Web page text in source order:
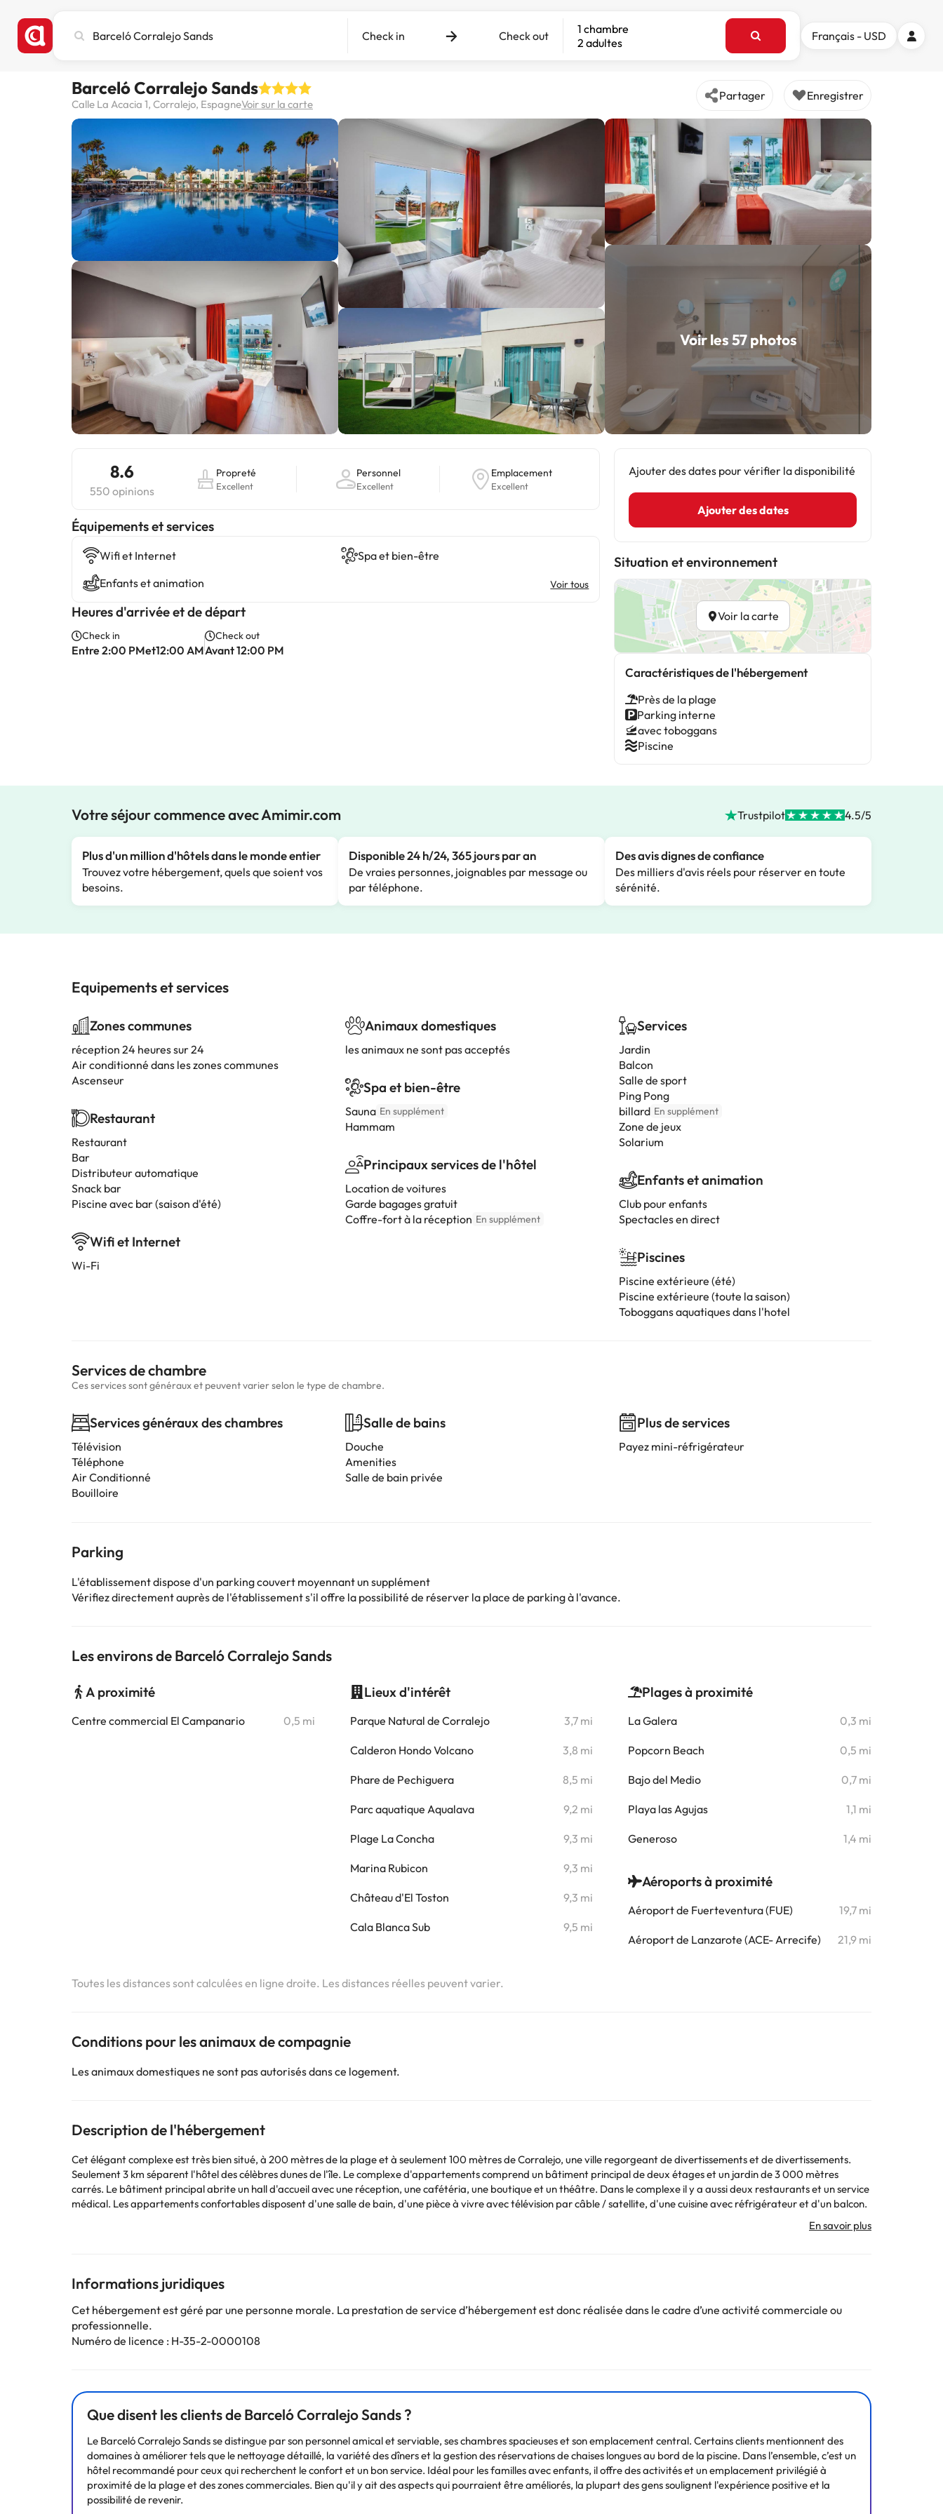
une
hôtel
ou
une
destination
Check in Check out
1 chambre
2 adultes
Français - USD
Barceló Corralejo Sands
Calle La Acacia 1, Corralejo, EspagneVoir sur la carte
Partager Enregistrer
Voir les 57 photos
8.6
550 opinions
Propreté
Excellent
Personnel
Excellent
Emplacement
Excellent
​Équipements et services
Wifi et Internet
Spa et bien-être
Enfants et animation
Voir tous
Heures d'arrivée et de départ
Check in
Entre 2:00 PMet12:00 AM
Check out
Avant 12:00 PM
Ajouter des dates pour vérifier la disponibilité
Ajouter des dates
Situation et environnement
Voir la carte
Caractéristiques de l'hébergement
Près de la plage
Parking interne
avec toboggans
Piscine
Votre séjour commence avec Amimir.com Trustpilot 4.5/5
Plus d'un million d'hôtels dans le monde entier
Trouvez votre hébergement, quels que soient vos
besoins.
Disponible 24 h/24, 365 jours par an
De vraies personnes, joignables par message ou
par téléphone.
Des avis dignes de confiance
Des milliers d'avis réels pour réserver en toute
sérénité.
Equipements et services
Zones communes
réception 24 heures sur 24
Air conditionné dans les zones communes
Ascenseur
Restaurant
Restaurant
Bar
Distributeur automatique
Snack bar
Piscine avec bar (saison d'été)
Wifi et Internet
Wi-Fi
Animaux domestiques
les animaux ne sont pas acceptés
Spa et bien-être
Sauna En supplément
Hammam
Principaux services de l'hôtel
Location de voitures
Garde bagages gratuit
Coffre-fort à la réception En supplément
Services
Jardin
Balcon
Salle de sport
Ping Pong
billard En supplément
Zone de jeux
Solarium
Enfants et animation
Club pour enfants
Spectacles en direct
Piscines
Piscine extérieure (été)
Piscine extérieure (toute la saison)
Toboggans aquatiques dans l'hotel
Services de chambre
Ces services sont généraux et peuvent varier selon le type de chambre.
Services généraux des chambres
Télévision
Téléphone
Air Conditionné
Bouilloire
Salle de bains
Douche
Amenities
Salle de bain privée
Plus de services
Payez mini-réfrigérateur
Parking
L'établissement dispose d'un parking couvert moyennant un supplément
Vérifiez directement auprès de l'établissement s'il offre la possibilité de réserver la place de parking à l'avance.
Les environs de Barceló Corralejo Sands
A proximité
Centre commercial El Campanario 0,5 mi
Lieux d'intérêt
Parque Natural de Corralejo 3,7 mi
Calderon Hondo Volcano 3,8 mi
Phare de Pechiguera 8,5 mi
Parc aquatique Aqualava 9,2 mi
Plage La Concha 9,3 mi
Marina Rubicon 9,3 mi
Château d'El Toston 9,3 mi
Cala Blanca Sub 9,5 mi
Plages à proximité
La Galera 0,3 mi
Popcorn Beach 0,5 mi
Bajo del Medio 0,7 mi
Playa las Agujas 1,1 mi
Generoso 1,4 mi
Aéroports à proximité
Aéroport de Fuerteventura (FUE) 19,7 mi
Aéroport de Lanzarote (ACE- Arrecife) 21,9 mi
Toutes les distances sont calculées en ligne droite. Les distances réelles peuvent varier.
Conditions pour les animaux de compagnie
Les animaux domestiques ne sont pas autorisés dans ce logement.
Description de l'hébergement
Cet élégant complexe est très bien situé, à 200 mètres de la plage et à seulement 100 mètres de Corralejo, une ville regorgeant de divertissements et de divertissements.
Seulement 3 km séparent l'hôtel des célèbres dunes de l'île. Le complexe d'appartements comprend un bâtiment principal de deux étages et un jardin de 3 000 mètres
carrés. Le bâtiment principal abrite un hall d'accueil avec une réception, une cafétéria, une boutique et un théâtre. Dans le complexe il y a aussi deux restaurants et un service
médical. Les appartements confortables disposent d'une salle de bain, d'une pièce à vivre avec télévision par câble / satellite, d'une cuisine avec réfrigérateur et d'un balcon.
sont susceptibles d’être modifiées par l’hébergement. Si vous avez des questions, contactez-nous.
Informations juridiques
Cet hébergement est géré par une personne morale. La prestation de service d’hébergement est donc réalisée dans le cadre d’une activité commerciale ou
professionnelle.
Numéro de licence : H-35-2-0000108
Que disent les clients de Barceló Corralejo Sands ?
Le Barceló Corralejo Sands se distingue par son personnel amical et serviable, ses chambres spacieuses et son emplacement central. Certains clients mentionnent des
domaines à améliorer tels que le nettoyage détaillé, la variété des dîners et la gestion des réservations de chaises longues au bord de la piscine. Dans l’ensemble, c’est un
hôtel recommandé pour ceux qui recherchent le confort et un bon service. Idéal pour les familles avec enfants, il offre des activités et un emplacement privilégié à
proximité de la plage et des zones commerciales. Bien qu'il y ait des aspects qui pourraient être améliorés, la plupart des gens soulignent l'expérience positive et la
possibilité de revenir.